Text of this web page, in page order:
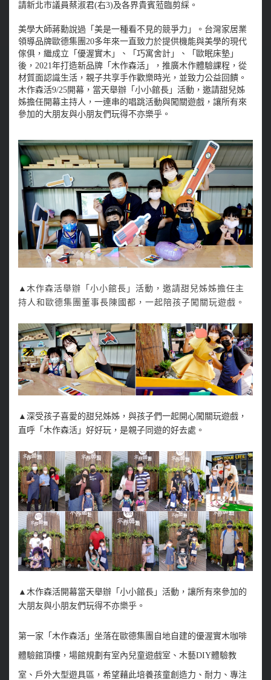
請新北市議員蔡淑君(右3)及各界貴賓蒞臨剪綵。
美學大師蔣勳說過「美是一種看不見的競爭力」。台灣家居業
領導品牌歐德集團20多年來一直致力於提供機能與美學的現代
傢俱，繼成立「優渥實木」、「巧寓舍計」、「歐眠床墊」
後，2021年打造新品牌「木作森活」，推廣木作體驗課程，從
材質面認識生活，親子共享手作歡樂時光，並致力公益回饋。
木作森活9/25開幕，當天舉辦「小小館長」活動，邀請甜兒姊
姊擔任開幕主持人，一連串的唱跳活動與闖關遊戲，讓所有來
參加的大朋友與小朋友們玩得不亦樂乎。
▲ 木作森活舉辦「小小館長」活動，邀請甜兒姊姊擔任主
持人和歐德集團董事長陳國都，一起陪孩子闖關玩遊戲。
▲ 深受孩子喜愛的甜兒姊姊，與孩子們一起開心闖關玩遊戲，
直呼「木作森活」好好玩，是親子同遊的好去處。
▲ 木作森活開幕當天舉辦「小小館長」活動，讓所有來參加的
大朋友與小朋友們玩得不亦樂乎。
第一家「木作森活」坐落在歐德集團自地自建的優渥實木咖啡
體驗館頂樓，場館規劃有室內兒童遊戲室、木藝DIY體驗教
室、戶外大型遊具區，希望藉此培養孩童創造力、耐力、專注